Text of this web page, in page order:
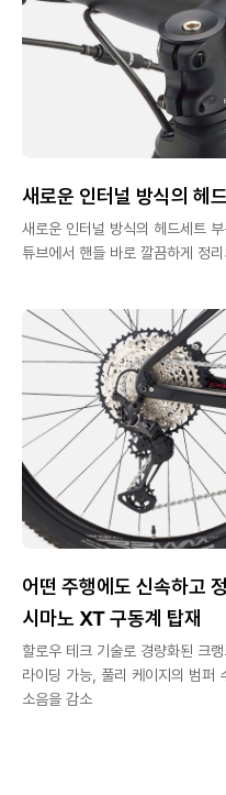
새로운 인터널 방식의 헤
새로운 인터널 방식의 헤드세트
튜브에서 핸들 바로 깔끔하게 정
어떤 주행에도 신속하고
시마노 XT 구동계 탑재
할로우 테크 기술로 경량화된 크
라이딩 가능, 풀리 케이지의 범퍼
소음을 감소